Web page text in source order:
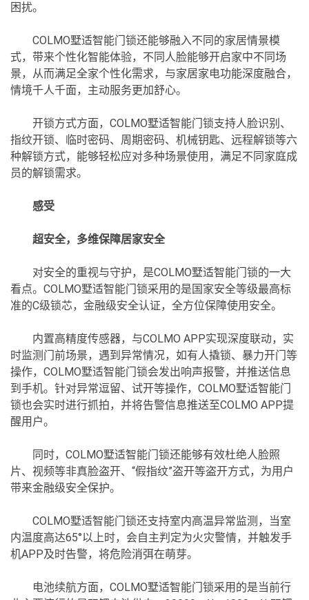
困扰。
COLMO墅适智能门锁还能够融入不同的家居情景模
式，带来个性化智能体验，不同人脸能够开启家中不同场
景，从而满足全家个性化需求，与家居家电功能深度融合，
情境千人千面，主动服务更加舒心。
开锁方式方面，COLMO墅适智能门锁支持人脸识别、
指纹开锁、临时密码、周期密码、机械钥匙、远程解锁等六
种解锁方式，能够轻松应对多种场景使用，满足不同家庭成
员的解锁需求。
感受
超安全，多维保障居家安全
对安全的重视与守护，是COLMO墅适智能门锁的一大
看点。COLMO墅适智能门锁采用的是国家安全等级最高标
准的C级锁芯，金融级安全认证，全方位保障使用安全。
内置高精度传感器，与COLMO APP实现深度联动，实
时监测门前场景，遇到异常情况，如有人撬锁、暴力开门等
操作，COLMO墅适智能门锁会发出响声报警，并推送信息
到手机。针对异常逗留、试开等操作，COLMO墅适智能门
锁也会实时进行抓拍，并将告警信息推送至COLMO APP提
醒用户。
同时，COLMO墅适智能门锁还能够有效杜绝人脸照
片、视频等非真脸盗开、“假指纹”盗开等盗开方式，为用户
带来金融级安全保护。
COLMO墅适智能门锁还支持室内高温异常监测，当室
内温度高达65°以上时，会自主判定为火灾警情，并触发手
机APP及时告警，将危险消弭在萌芽。
电池续航方面，COLMO墅适智能门锁采用的是当前行